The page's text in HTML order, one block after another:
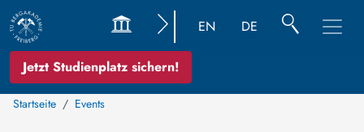
Jetzt Studienplatz sichern!
EN DE
Startseite Events